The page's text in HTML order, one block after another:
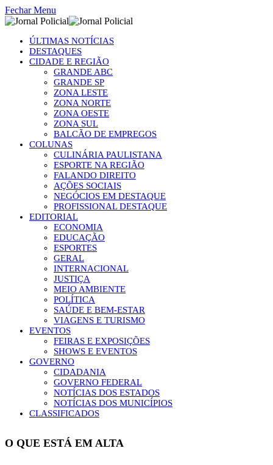
Fechar Menu
ÚLTIMAS NOTÍCIAS
DESTAQUES
CIDADE E REGIÃO
GRANDE ABC
GRANDE SP
ZONA LESTE
ZONA NORTE
ZONA OESTE
ZONA SUL
BALCÃO DE EMPREGOS
COLUNAS
CULINÁRIA PAULISTANA
ESPORTE NA REGIÃO
FALANDO DIREITO
AÇÕES SOCIAIS
NEGÓCIOS EM DESTAQUE
PROFISSIONAL DESTAQUE
EDITORIAL
ECONOMIA
EDUCAÇÃO
ESPORTES
GERAL
INTERNACIONAL
JUSTIÇA
MEIO AMBIENTE
POLÍTICA
SAÚDE E BEM-ESTAR
VIAGENS E TURISMO
EVENTOS
FEIRAS E EXPOSIÇÕES
SHOWS E EVENTOS
GOVERNO
CIDADANIA
GOVERNO FEDERAL
NOTÍCIAS DOS ESTADOS
NOTÍCIAS DOS MUNICÍPIOS
CLASSIFICADOS
O QUE ESTÁ EM ALTA